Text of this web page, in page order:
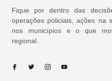
Fique por dentro das
operações policiais, ações na
nos municípios e o que
regional.